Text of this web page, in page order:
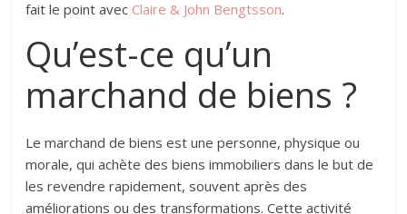
fait le point avec Claire & John Bengtsson.
Qu’est-ce qu’un
marchand de biens ?
Le marchand de biens est une personne, physique ou
morale, qui achète des biens immobiliers dans le but de
les revendre rapidement, souvent après des
améliorations ou des transformations. Cette activité